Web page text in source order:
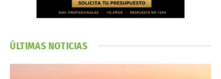
ÚLTIMAS NOTICIAS